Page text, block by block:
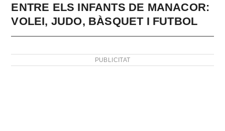
ENTRE ELS INFANTS DE MANACOR:
VOLEI, JUDO, BÀSQUET I FUTBOL
PUBLICITAT